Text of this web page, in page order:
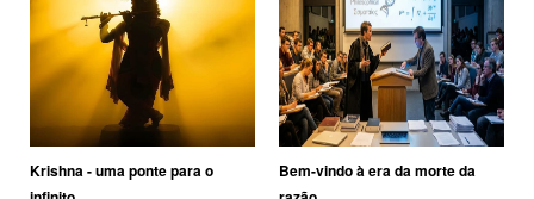
Krishna - uma ponte para o
Bem-vindo à era da morte da